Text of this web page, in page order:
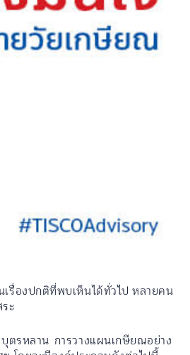
รื่องปกติที่พบเห็นได้ทั่วไป หลายคน
ะ
ตรหลาน การวางแผนเกษียณอย่าง